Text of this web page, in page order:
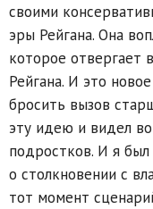
своими
эры Рейгана. Она
которое отвергает
Рейгана. И это
бросить вызов
эту идею и видел
подростков. И я
о столкновении с
тот момент